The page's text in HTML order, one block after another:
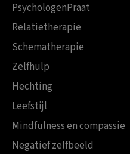
PsychologenPraat
Relatietherapie
Schematherapie
Zelfhulp
Hechting
Leefstijl
Mindfulness en compassie
Negatief zelfbeeld